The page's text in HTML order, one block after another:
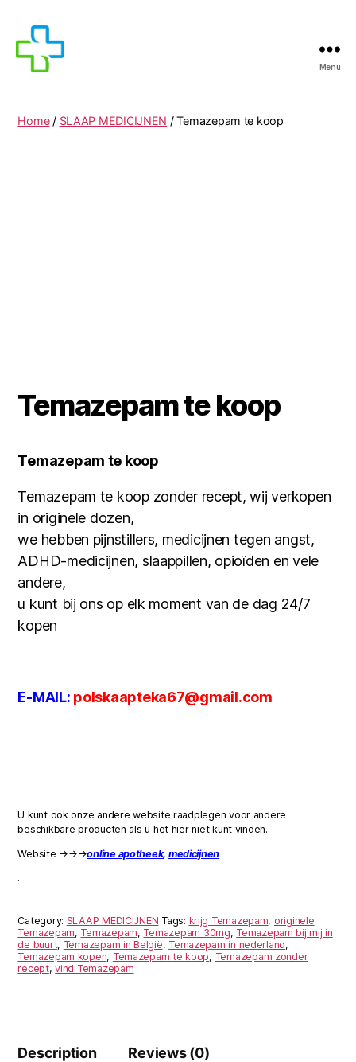
KOOP
Menu
Home/ SLAAP MEDICIJNEN / Temazepam te koop
Temazepam te koop
Temazepam te koop
Temazepam te koop zonder recept, wij verkopen
in originele dozen,
we hebben pijnstillers, medicijnen tegen angst,
ADHD-medicijnen, slaappillen, opioïden en vele
andere,
u kunt bij ons op elk moment van de dag 24/7
kopen
E-MAIL: polskaapteka67@gmail.com
U kunt ook onze andere website raadplegen voor andere
beschikbare producten als u het hier niet kunt vinden.
Website →→→online apotheek, medicijnen
.
Category: SLAAP MEDICIJNEN Tags: krijg Temazepam, originele
Temazepam, Temazepam, Temazepam 30mg, Temazepam bij mij in
de buurt, Temazepam in België, Temazepam in nederland,
Temazepam kopen, Temazepam te koop, Temazepam zonder
recept,vind Temazepam
Description Reviews (0)